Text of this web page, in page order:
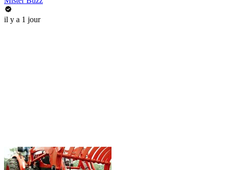
il y a 1 jour